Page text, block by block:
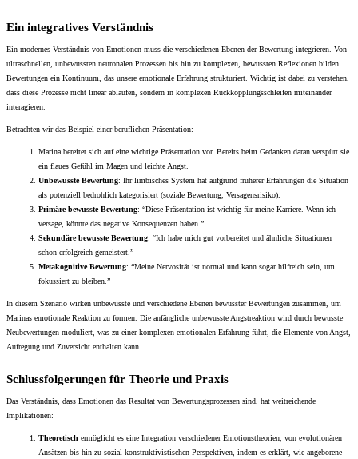
Ein integratives Verständnis
Ein modernes Verständnis von Emotionen muss die verschiedenen Ebenen der Bewertung integrieren. Von
ultraschnellen, unbewussten neuronalen Prozessen bis hin zu komplexen, bewussten Reflexionen bilden
Bewertungen ein Kontinuum, das unsere emotionale Erfahrung strukturiert. Wichtig ist dabei zu verstehen,
dass diese Prozesse nicht linear ablaufen, sondern in komplexen Rückkopplungsschleifen miteinander
interagieren.
Betrachten wir das Beispiel einer beruflichen Präsentation:
Marina bereitet sich auf eine wichtige Präsentation vor. Bereits beim Gedanken daran verspürt sie
ein flaues Gefühl im Magen und leichte Angst.
Unbewusste Bewertung: Ihr limbisches System hat aufgrund früherer Erfahrungen die Situation
als potenziell bedrohlich kategorisiert (soziale Bewertung, Versagensrisiko).
Primäre bewusste Bewertung: “Diese Präsentation ist wichtig für meine Karriere. Wenn ich
versage, könnte das negative Konsequenzen haben.”
Sekundäre bewusste Bewertung: “Ich habe mich gut vorbereitet und ähnliche Situationen
schon erfolgreich gemeistert.”
Metakognitive Bewertung: “Meine Nervosität ist normal und kann sogar hilfreich sein, um
fokussiert zu bleiben.”
In diesem Szenario wirken unbewusste und verschiedene Ebenen bewusster Bewertungen zusammen, um
Marinas emotionale Reaktion zu formen. Die anfängliche unbewusste Angstreaktion wird durch bewusste
Neubewertungen moduliert, was zu einer komplexen emotionalen Erfahrung führt, die Elemente von Angst,
Aufregung und Zuversicht enthalten kann.
Schlussfolgerungen für Theorie und Praxis
Das Verständnis, dass Emotionen das Resultat von Bewertungsprozessen sind, hat weitreichende
Implikationen:
Theoretisch ermöglicht es eine Integration verschiedener Emotionstheorien, von evolutionären
Ansätzen bis hin zu sozial-konstruktivistischen Perspektiven, indem es erklärt, wie angeborene